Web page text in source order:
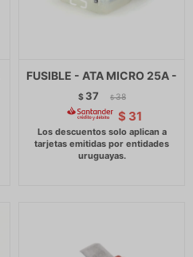
FUSIBLE - ATA MICRO 25A -
$ 37 $ 38
$ 31